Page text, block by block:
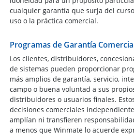
cualquier garantía que surja del
uso o la práctica comercial.
Programas de Garantía
Los clientes, distribuidores,
de sistemas pueden proporcionar
más amplios de garantía, servicio,
campo o buena voluntad a sus
distribuidores o usuarios finales.
decisiones comerciales
amplían ni transfieren
a menos que Winmate lo acuerde